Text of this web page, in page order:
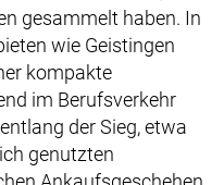
gesammelt haben. In
wie Geistingen
kompakte
im Berufsverkehr
der Sieg, etwa
genutzten